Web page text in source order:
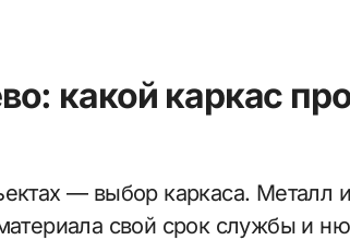
какой каркас
свой срок службы и